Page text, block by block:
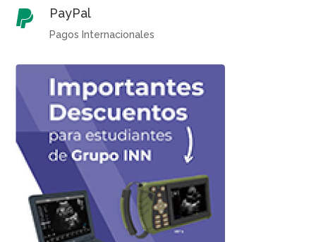
 PayPal
Pagos Internacionales